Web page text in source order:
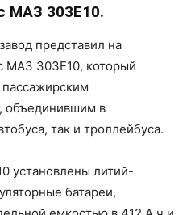
МАЗ 303Е10.
представил на
МАЗ 303Е10, который
объединившим в
так и троллейбуса.
установлены литий-
батареи,